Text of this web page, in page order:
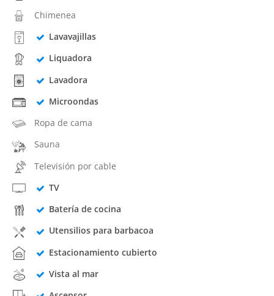
Chimenea
Lavavajillas
Liquadora
Lavadora
Microondas
Ropa de cama
Sauna
Televisión por cable
TV
Batería de cocina
Utensilios para barbacoa
Estacionamiento cubierto
Vista al mar